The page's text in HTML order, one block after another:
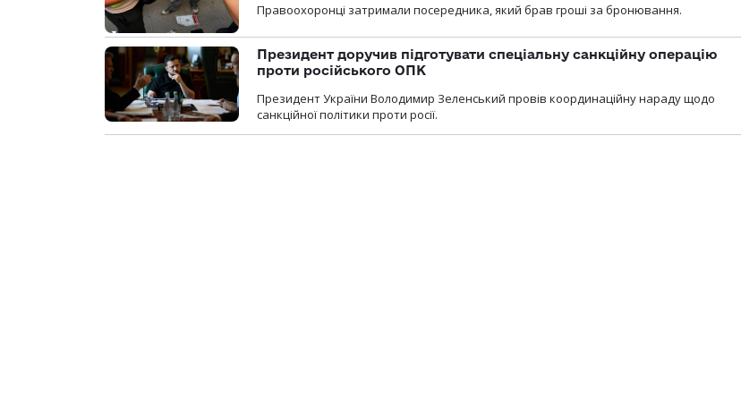
Правоохоронці затримали посередника, який брав гроші за бронювання.
Президент доручив підготувати спеціальну санкційну операцію
проти російського ОПК
Президент України Володимир Зеленський провів координаційну нараду щодо
санкційної політики проти росії.